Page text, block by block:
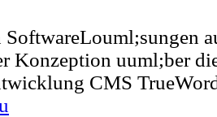
Konzeption uuml;ber
CMS